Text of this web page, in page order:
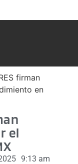
firman
en
el
9:13 am